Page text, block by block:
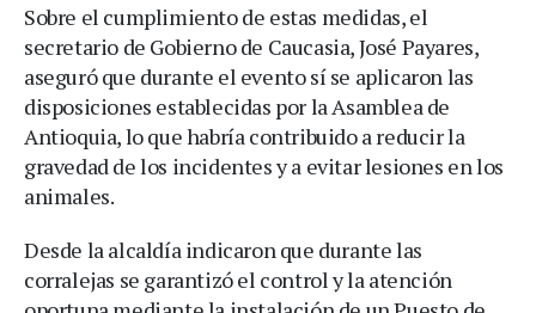
Sobre el cumplimiento de estas medidas, el
secretario de Gobierno de Caucasia, José Payares,
aseguró que durante el evento sí se aplicaron las
disposiciones establecidas por la Asamblea de
Antioquia, lo que habría contribuido a reducir la
gravedad de los incidentes y a evitar lesiones en los
animales.
Desde la alcaldía indicaron que durante las
corralejas se garantizó el control y la atención